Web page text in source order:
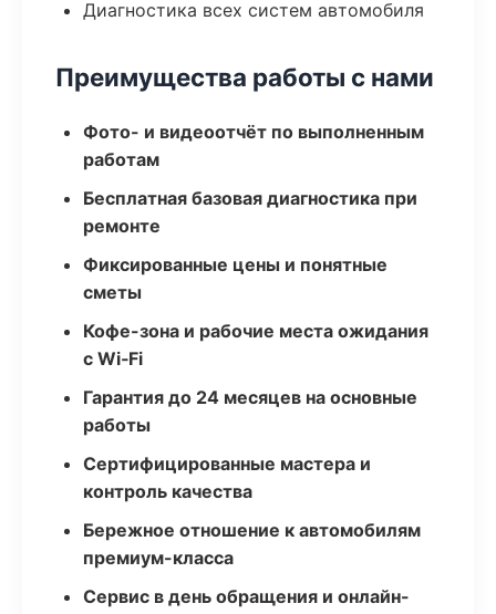
Диагностика всех систем автомобиля
Преимущества работы с нами
Фото- и видеоотчёт по выполненным
работам
Бесплатная базовая диагностика при
ремонте
Фиксированные цены и понятные
сметы
Кофе-зона и рабочие места ожидания
с Wi‑Fi
Гарантия до 24 месяцев на основные
работы
Сертифицированные мастера и
контроль качества
Бережное отношение к автомобилям
премиум-класса
Сервис в день обращения и онлайн-